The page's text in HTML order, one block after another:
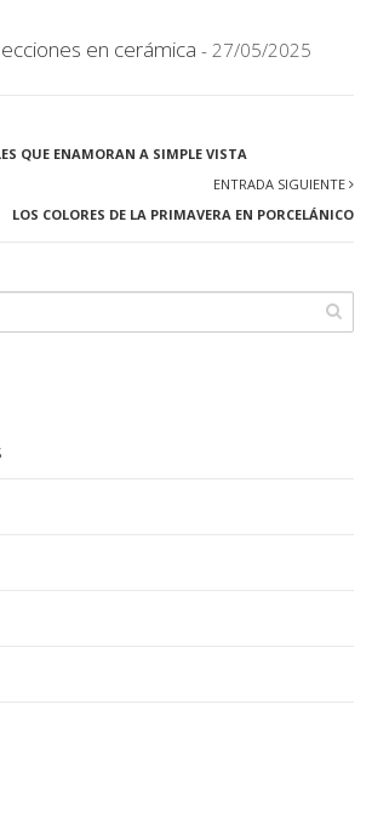
en cerámica - 27/05/2025
QUE ENAMORAN A SIMPLE VISTA
ENTRADA SIGUIENTE
LOS COLORES DE LA PRIMAVERA EN PORCELÁNICO